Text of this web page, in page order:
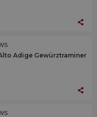
Adige Gewürztraminer